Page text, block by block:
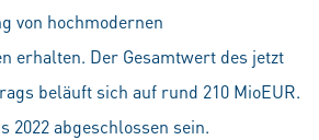
von hochmodernen
erhalten. Der Gesamtwert des jetzt
beläuft sich auf rund 210 MioEUR.
2022 abgeschlossen sein.